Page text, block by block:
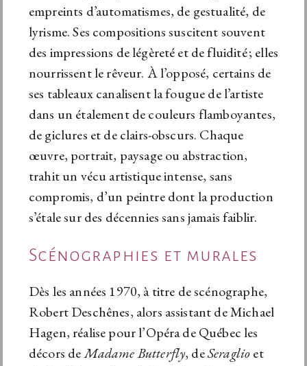
empreints d’automatismes, de gestualité, de
lyrisme. Ses compositions suscitent souvent
des impressions de légèreté et de fluidité ; elles
nourrissent le rêveur. À l’opposé, certains de
ses tableaux canalisent la fougue de l’artiste
dans un étalement de couleurs flamboyantes,
de giclures et de clairs-obscurs. Chaque
œuvre, portrait, paysage ou abstraction,
trahit un vécu artistique intense, sans
compromis, d’un peintre dont la production
s’étale sur des décennies sans jamais faiblir.
Scénographies et murales
Dès les années 1970, à titre de scénographe,
Robert Deschênes, alors assistant de Michael
Hagen, réalise pour l’Opéra de Québec les
décors deMadame Butterfly, deSeraglioet